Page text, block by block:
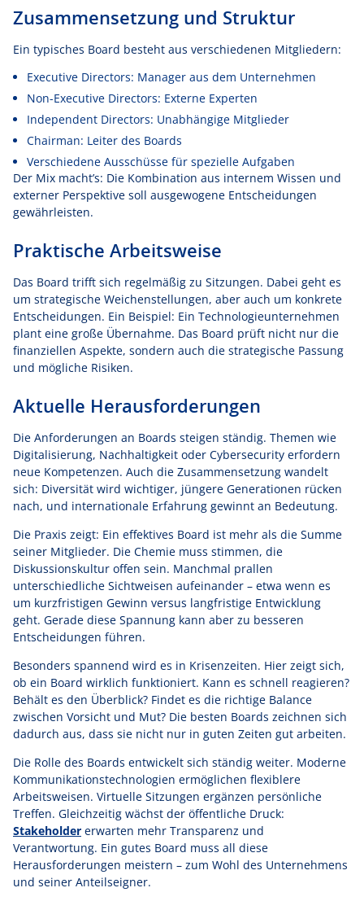
Zusammensetzung und Struktur
Ein typisches Board besteht aus verschiedenen Mitgliedern:
Executive Directors: Manager aus dem Unternehmen
Non-Executive Directors: Externe Experten
Independent Directors: Unabhängige Mitglieder
Chairman: Leiter des Boards
Verschiedene Ausschüsse für spezielle Aufgaben
Der Mix macht’s: Die Kombination aus internem Wissen und
externer Perspektive soll ausgewogene Entscheidungen
gewährleisten.
Praktische Arbeitsweise
Das Board trifft sich regelmäßig zu Sitzungen. Dabei geht es
um strategische Weichenstellungen, aber auch um konkrete
Entscheidungen. Ein Beispiel: Ein Technologieunternehmen
plant eine große Übernahme. Das Board prüft nicht nur die
finanziellen Aspekte, sondern auch die strategische Passung
und mögliche Risiken.
Aktuelle Herausforderungen
Die Anforderungen an Boards steigen ständig. Themen wie
Digitalisierung, Nachhaltigkeit oder Cybersecurity erfordern
neue Kompetenzen. Auch die Zusammensetzung wandelt
sich: Diversität wird wichtiger, jüngere Generationen rücken
nach, und internationale Erfahrung gewinnt an Bedeutung.
Die Praxis zeigt: Ein effektives Board ist mehr als die Summe
seiner Mitglieder. Die Chemie muss stimmen, die
Diskussionskultur offen sein. Manchmal prallen
unterschiedliche Sichtweisen aufeinander – etwa wenn es
um kurzfristigen Gewinn versus langfristige Entwicklung
geht. Gerade diese Spannung kann aber zu besseren
Entscheidungen führen.
Besonders spannend wird es in Krisenzeiten. Hier zeigt sich,
ob ein Board wirklich funktioniert. Kann es schnell reagieren?
Behält es den Überblick? Findet es die richtige Balance
zwischen Vorsicht und Mut? Die besten Boards zeichnen sich
dadurch aus, dass sie nicht nur in guten Zeiten gut arbeiten.
Die Rolle des Boards entwickelt sich ständig weiter. Moderne
Kommunikationstechnologien ermöglichen flexiblere
Arbeitsweisen. Virtuelle Sitzungen ergänzen persönliche
Treffen. Gleichzeitig wächst der öffentliche Druck:
Stakeholder erwarten mehr Transparenz und
Verantwortung. Ein gutes Board muss all diese
Herausforderungen meistern – zum Wohl des Unternehmens
und seiner Anteilseigner.